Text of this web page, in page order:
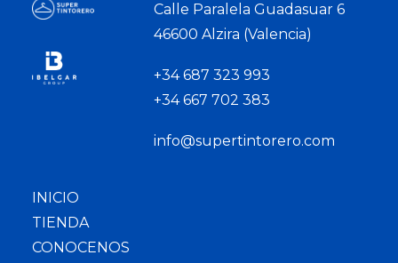
Calle Paralela Guadasuar 6
46600 Alzira (Valencia)
+34 687 323 993
+34 667 702 383
info@supertintorero.com
INICIO
TIENDA
CONOCENOS